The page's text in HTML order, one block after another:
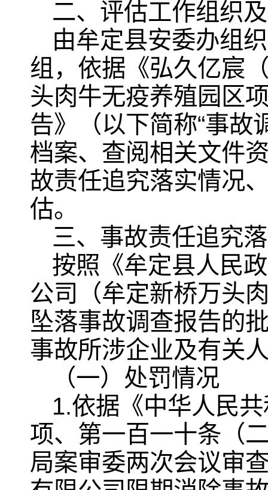
二、评估工作组织
由牟定县安委办组
组，依据《弘久亿宸
头肉牛无疫养殖园区
告》（以下简称“事故
档案、查阅相关文件
故责任追究落实情况
估。
三、事故责任追究
按照《牟定县人民
公司（牟定新桥万头
坠落事故调查报告的
事故所涉企业及有关
（一）处罚情况
1.依据《中华人民
项、第一百一十条（
局案审委两次会议审